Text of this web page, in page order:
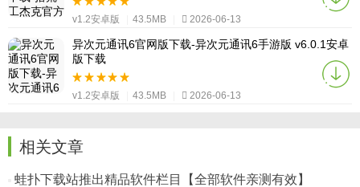
v1.2安卓版 43.5MB 2026-06-13
异次元通讯6官网版下载-异次元通讯6手游版 v6.0.1安卓
版下载
v1.2安卓版 43.5MB 2026-06-13
相关文章
蛙扑下载站推出精品软件栏目【全部软件亲测有效】